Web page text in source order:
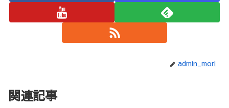
admin_mori
関連記事